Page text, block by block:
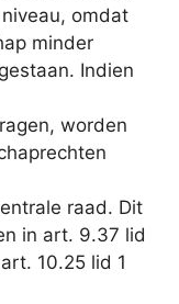
omdat
minder
Indien
worden
raad. Dit
in art. 9.37 lid
10.25 lid 1